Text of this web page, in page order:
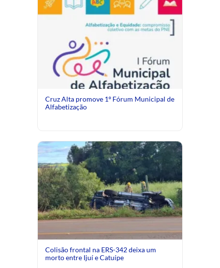
Cruz Alta promove 1º Fórum Municipal de
Alfabetização
Colisão frontal na ERS-342 deixa um
morto entre Ijuí e Catuípe